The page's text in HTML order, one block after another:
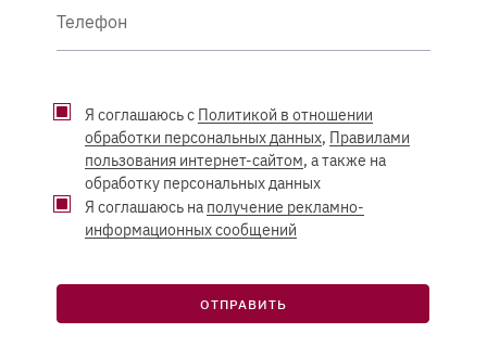
Телефон
Я соглашаюсь с Политикой в отношении
обработки персональных данных, Правилами
пользования интернет-сайтом, а также на
обработку персональных данных
Я соглашаюсь на получение рекламно-
информационных сообщений
ОТПРАВИТЬ